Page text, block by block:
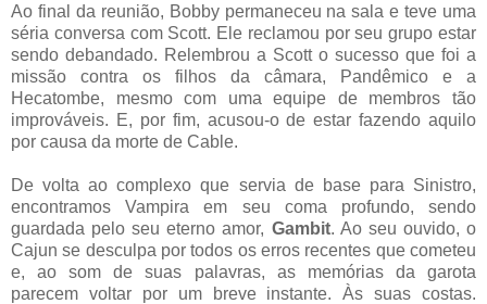
Ao final da reunião, Bobby permaneceu na sala e teve uma
séria conversa com Scott. Ele reclamou por seu grupo estar
sendo debandado. Relembrou a Scott o sucesso que foi a
missão contra os filhos da câmara, Pandêmico e a
Hecatombe, mesmo com uma equipe de membros tão
improváveis. E, por fim, acusou-o de estar fazendo aquilo
por causa da morte de Cable.
De volta ao complexo que servia de base para Sinistro,
encontramos Vampira em seu coma profundo, sendo
guardada pelo seu eterno amor, Gambit. Ao seu ouvido, o
Cajun se desculpa por todos os erros recentes que cometeu
e, ao som de suas palavras, as memórias da garota
parecem voltar por um breve instante. Às suas costas.